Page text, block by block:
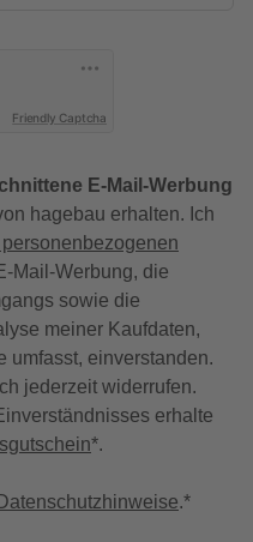
Friendly Captcha
E-Mail-Werbung
hagebau erhalten. Ich
Mail-Werbung, die
sowie die
meiner Kaufdaten,
umfasst, einverstanden.
jederzeit widerrufen.
erhalte
*.
Datenschutzhinweise.